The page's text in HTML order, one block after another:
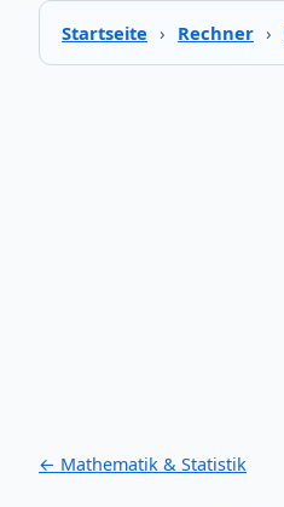
Startseite › Rechner ›
← Mathematik & Statistik